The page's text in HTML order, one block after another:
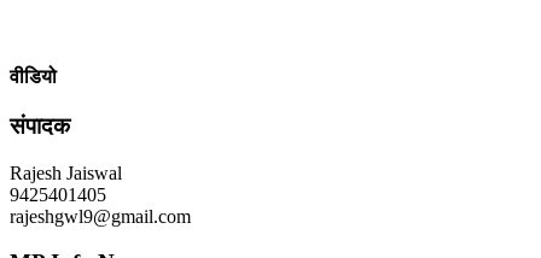
वीडियो
संपादक
Rajesh Jaiswal
9425401405
rajeshgwl9@gmail.com